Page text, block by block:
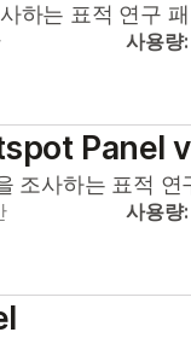
하는 표적 연구
사용량:
Panel
조사하는 표적 연
사용량: